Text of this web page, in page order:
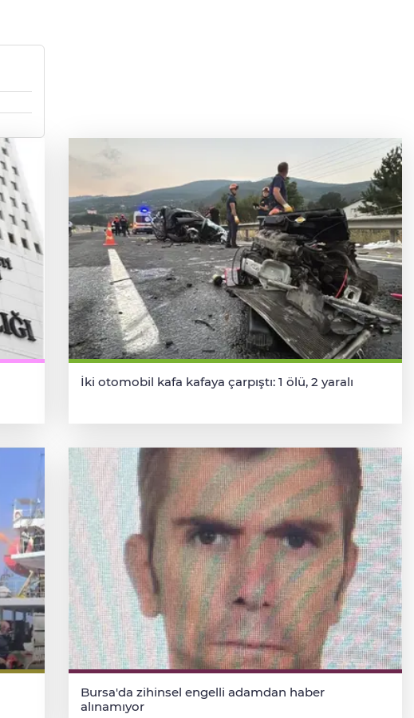
İki otomobil kafa kafaya çarpıştı: 1 ölü, 2 yaralı
Bursa'da zihinsel engelli adamdan haber
alınamıyor